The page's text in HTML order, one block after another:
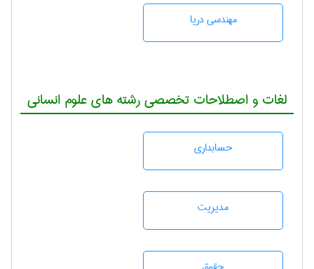
مهندسی دریا
لغات و اصطلاحات تخصصی رشته های علوم انسانی
حسابداری
مديريت